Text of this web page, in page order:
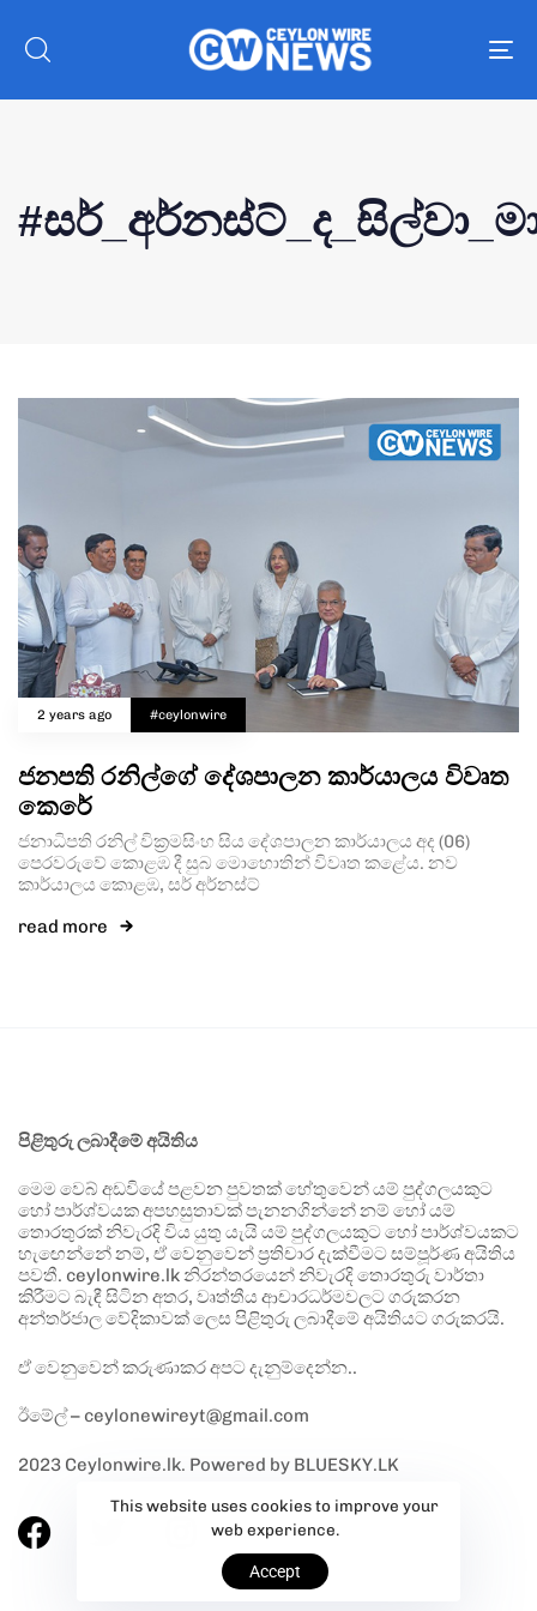
Type and hit enter
2 years ago #ceylonwire
ජනපති රනිල්ගේ දේශපාලන කාර්යාලය විවෘත
කෙරේ
ජනාධිපති රනිල් වික්‍රමසිංහ සිය දේශපාලන කාර්යාලය අද (06)
පෙරවරුවේ කොළඹ දී සුබ මොහොතින් විවෘත කළේය. නව
කාර්යාලය කොළඹ, සර් අර්නස්ට්
read more
පිළිතුරු ලබාදීමේ අයිතිය
මෙම වෙබ් අඩවියේ පළවන පුවතක් හේතුවෙන් යම් පුද්ගලයකුට
හෝ පාර්ශ්වයක අපහසුතාවක් පැනනගින්නේ නම් හෝ යම්
තොරතුරක් නිවැරදි විය යුතු යැයි යම් පුද්ගලයකුට හෝ පාර්ශ්වයකට
හැඟෙන්නේ නම්, ඒ වෙනුවෙන් ප්‍රතිචාර දැක්වීමට සම්පූර්ණ අයිතිය
පවතී. ceylonwire.lk නිරන්තරයෙන් නිවැරදි තොරතුරු වාර්තා
කිරීමට බැඳී සිටින අතර, වෘත්තීය ආචාරධර්මවලට ගරුකරන
අන්තර්ජාල වේදිකාවක් ලෙස පිළිතුරු ලබාදීමේ අයිතියට ගරුකරයි.
ඒ වෙනුවෙන් කරුණාකර අපට දැනුම්දෙන්න..
ඊමේල් – ceylonewireyt@gmail.com
2023 Ceylonwire.lk. Powered by BLUESKY.LK
This website uses cookies to improve your
web experience.
Accept